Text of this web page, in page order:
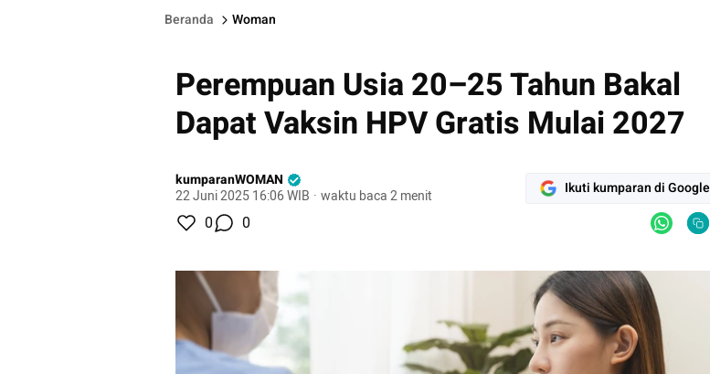
Beranda Woman
Perempuan Usia 20–25 Tahun Bakal
Dapat Vaksin HPV Gratis Mulai 2027
kumparanWOMAN
22 Juni 2025 16:06 WIB · waktu baca 2 menit Ikuti kumparan di Google
0 0